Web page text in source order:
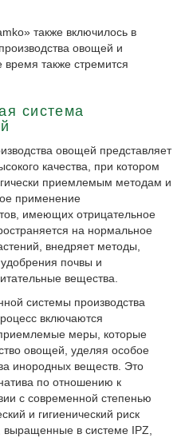
также включилось в
овощей и
также стремится
система
овощей представляет
качества, при котором
приемлемым методам и
применение
имеющих отрицательное
на нормальное
внедряет методы,
почвы и
вещества.
системы производства
включаются
приемлемые меры, которые
овощей, уделяя особое
инородных веществ. Это
по отношению к
с современной степенью
и гигиенический риск
в системе IPZ,